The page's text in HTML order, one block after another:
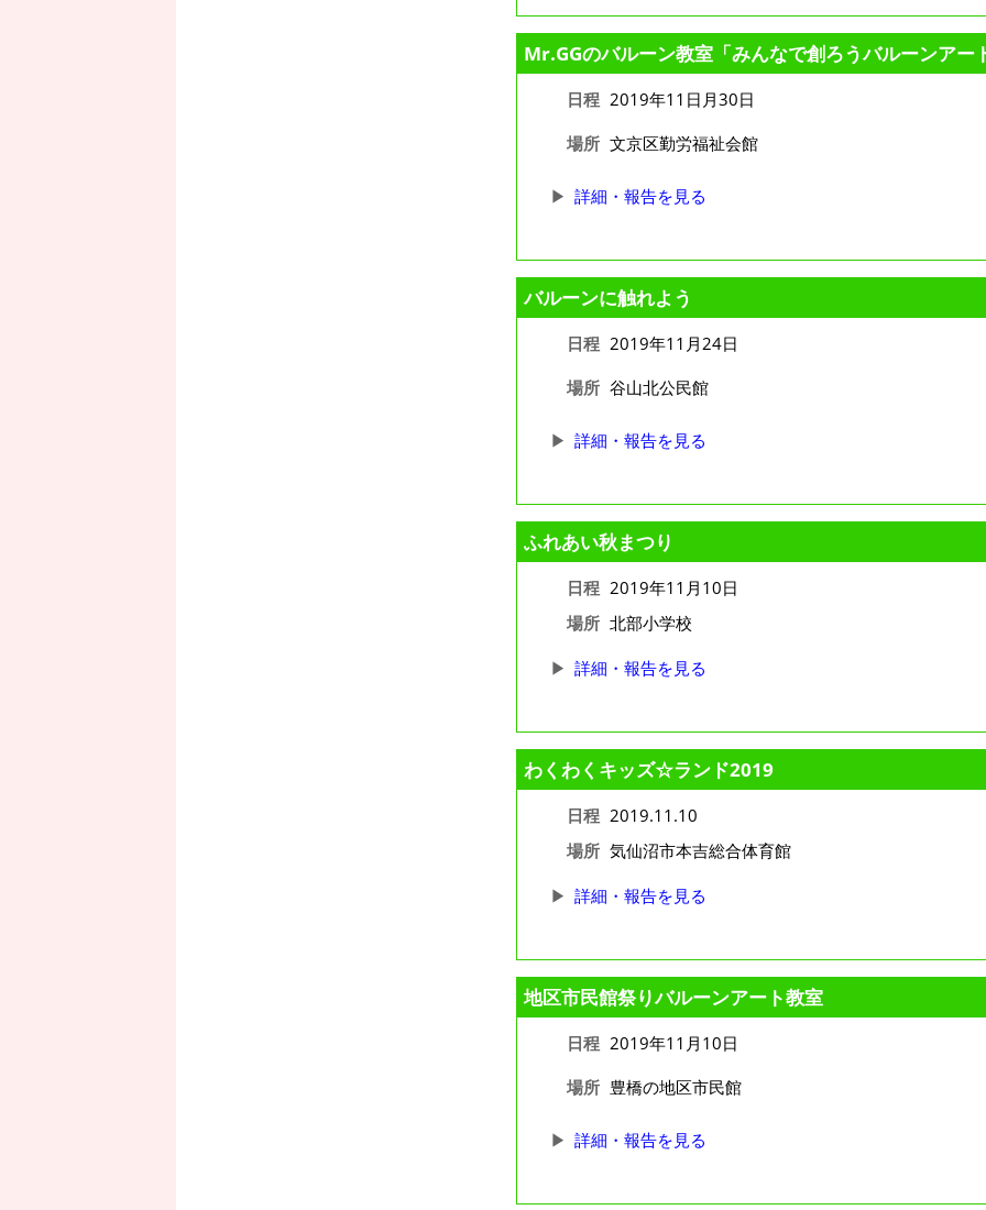
Mr.GGのバルーン教室「みんなで創ろうバルーンアー
日程 2019年11日月30日
場所 文京区勤労福祉会館
詳細・報告を見る
バルーンに触れよう
日程 2019年11月24日
場所 谷山北公民館
詳細・報告を見る
ふれあい秋まつり
日程 2019年11月10日
場所 北部小学校
詳細・報告を見る
わくわくキッズ☆ランド2019
日程 2019.11.10
場所 気仙沼市本吉総合体育館
詳細・報告を見る
地区市民館祭りバルーンアート教室
日程 2019年11月10日
場所 豊橋の地区市民館
詳細・報告を見る